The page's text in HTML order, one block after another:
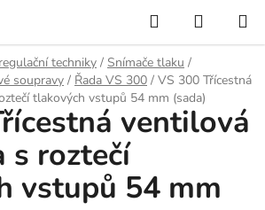
Hledat
KOŠÍK
techniky / Snímače tlaku /
soupravy / Řada VS 300 / VS 300 Třícestná
tlakových vstupů 54 mm (sada)
ventilová
s roztečí
vstupů 54 mm